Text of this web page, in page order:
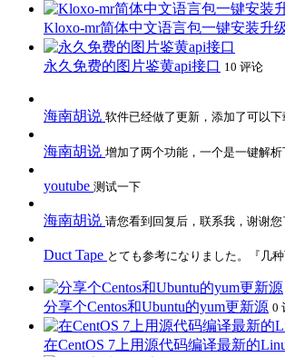
Kloxo-mr简体中文语言包一键安装升
永久免费的图片鉴黄api接口 10 评论
海南胡说 软件已经做了更新，添加了可以下
海南胡说 增加了两个功能，一个是一键解析
youtube 测试一下
海南胡说 请您看到回复后，联系我，谢谢您
Duct Tape とても参考になりました。『几
分享个Centos和Ubuntu的yum更新源 0
在CentOS 7上用源代码编译最新的